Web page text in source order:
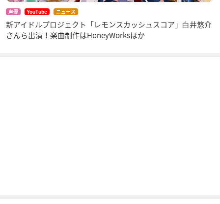
声優 YouTube ニュース
新アイドルプロジェクト「レモンスカッシュスコア」⽩井悠介
さんら出演！楽曲制作はHoneyWorksほか